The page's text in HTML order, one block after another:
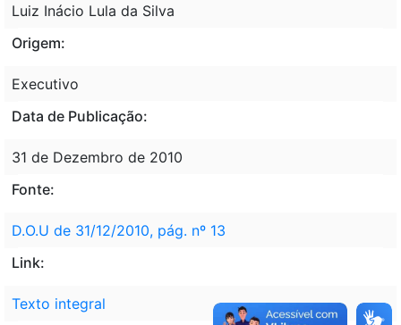
Luiz Inácio Lula da Silva
Origem:
Executivo
Data de Publicação:
31 de Dezembro de 2010
Fonte:
D.O.U de 31/12/2010, pág. nº 13
Link:
Texto integral